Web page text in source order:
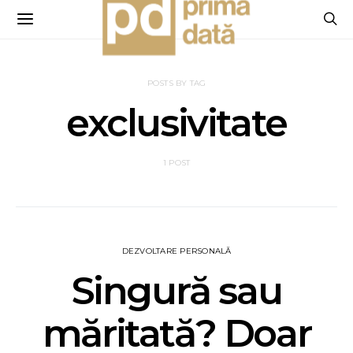
POSTS BY TAG
exclusivitate
1 POST
DEZVOLTARE PERSONALĂ
Singură sau
măritată? Doar